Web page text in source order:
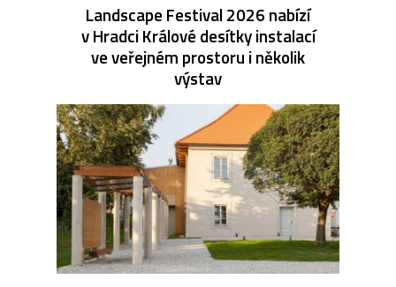
Landscape Festival 2026 nabízí
v Hradci Králové desítky instalací
ve veřejném prostoru i několik
výstav